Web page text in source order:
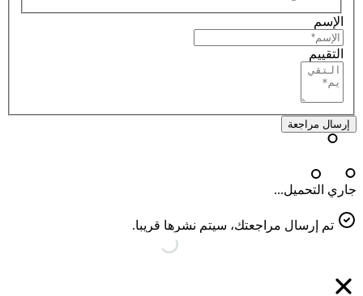
الإسم
التقييم
إرسال مراجعة
جاري التحميل...
تم إرسال مراجعتك، سيتم نشرها قريبا.